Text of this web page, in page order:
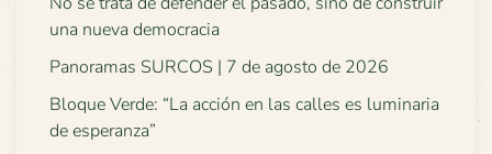
una nueva democracia
Panoramas SURCOS | 7 de agosto de 2026
Bloque Verde: “La acción en las calles es luminaria
de esperanza”